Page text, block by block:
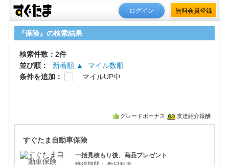
ログイン 無料会員登録
『保険』の検索結果
検索件数：2件
並び順：
新着順 ▲
マイル数順
条件を追加：
マイルUP中
グレードボーナス 友達紹介報酬
すぐたま自動車保険
一括見積もり後、商品プレゼント